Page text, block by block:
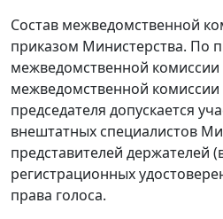
Состав межведомственной
приказом Министерства. По
межведомственной комиссии
межведомственной
председателя допускается
внештатных специалистов
представителей держателей
регистрационных
права голоса.